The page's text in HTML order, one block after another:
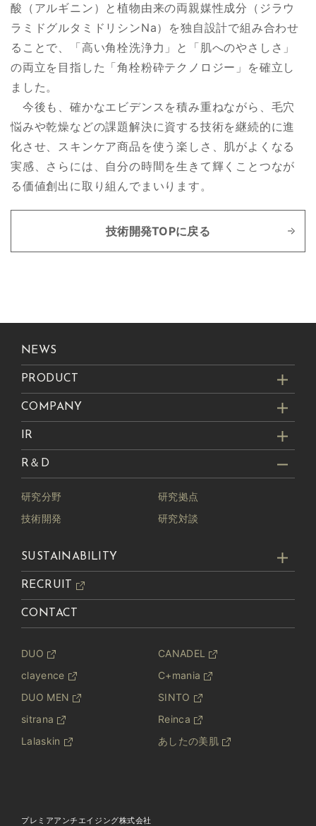
酸（アルギニン）と植物由来の両親媒性成分（ジラウ
ラミドグルタミドリシンNa）を独自設計で組み合わせ
ることで、「高い角栓洗浄力」と「肌へのやさしさ」
の両立を目指した「角栓粉砕テクノロジー」を確立し
ました。
今後も、確かなエビデンスを積み重ねながら、毛穴
悩みや乾燥などの課題解決に資する技術を継続的に進
化させ、スキンケア商品を使う楽しさ、肌がよくなる
実感、さらには、自分の時間を生きて輝くことつなが
る価値創出に取り組んでまいります。
技術開発TOPに戻る
NEWS
PRODUCT
COMPANY
IR
R＆D
研究分野
研究拠点
技術開発
研究対談
SUSTAINABILITY
RECRUIT
CONTACT
DUO
CANADEL
clayence
C+mania
DUO MEN
SINTO
sitrana
Reinca
Lalaskin
あしたの美肌
プレミアアンチエイジング株式会社